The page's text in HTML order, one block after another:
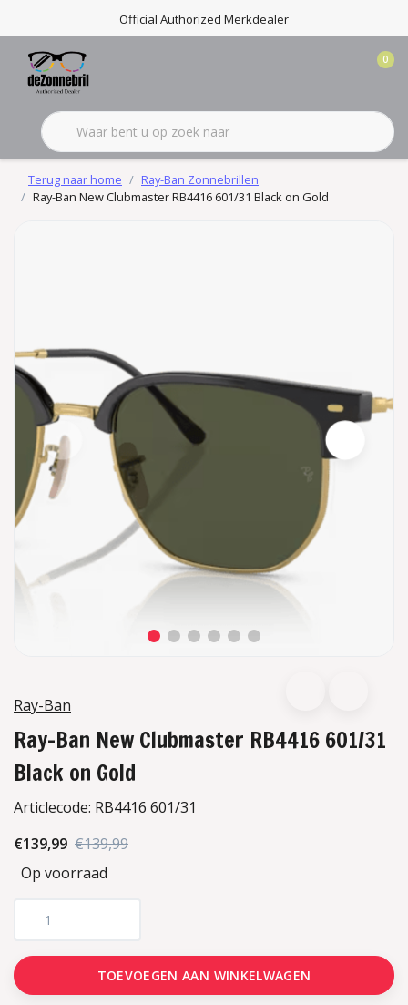
Official Authorized Merkdealer
0
Terug naar home
Ray-Ban Zonnebrillen
Ray-Ban New Clubmaster RB4416 601/31 Black on Gold
Ray-Ban
Ray-Ban New Clubmaster RB4416 601/31
Black on Gold
Articlecode: RB4416 601/31
€139,99 €139,99
Op voorraad
TOEVOEGEN AAN WINKELWAGEN